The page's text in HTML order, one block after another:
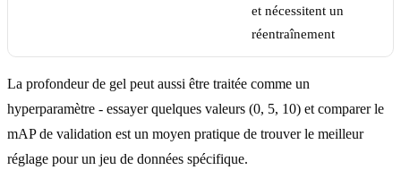
et nécessitent un
réentraînement
La profondeur de gel peut aussi être traitée comme un
hyperparamètre - essayer quelques valeurs (0, 5, 10) et comparer le
mAP de validation est un moyen pratique de trouver le meilleur
réglage pour un jeu de données spécifique.